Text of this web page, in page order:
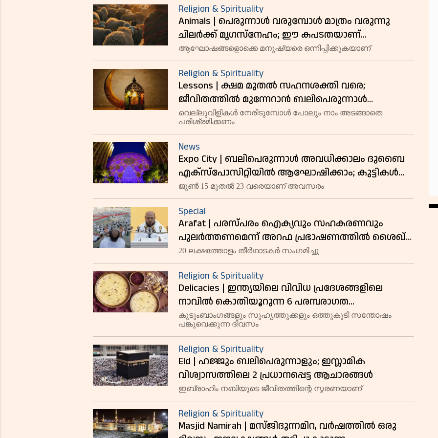
Religion & Spirituality
Animals | പെരുന്നാള്‍ വരുമ്പോള്‍ മാത്രം വരുന്നു
ചിലർക്ക് മൃഗസ്നേഹം; ഈ കപടതയാണ്
പൊളിച്ചെഴുതേണ്ടത്
ആഘോഷങ്ങളൊക്കെ മനുഷ്യരെ ഒന്നിപ്പിക്കുകയാണ്
Religion & Spirituality
Lessons | ക്ഷമ മുതൽ സഹനശക്തി വരെ;
ജീവിതത്തിൽ മുന്നേറാൻ ബലിപെരുന്നാൾ
നൽകുന്ന 8 പാഠങ്ങൾ!
വെല്ലുവിളികൾ നേരിടുമ്പോൾ പോലും നാം അടങ്ങാതെ
പരിശ്രമിക്കണം
News
Expo City | ബലിപെരുന്നാൾ അവധിക്കാലം ദുബൈ
എക്സ്പോസിറ്റിയിൽ ആഘോഷിക്കാം; കുട്ടികൾക്ക്
സൗജന്യ പ്രവേശനം; എത്ര കണ്ടാലും മതിവരാത്ത
ദൃശ്യാനുഭവം കാത്തിരിക്കുന്നു
ജൂൺ 15 മുതൽ 23 വരെയാണ് അവസരം
Special
Arafat | പരസ്‌പരം ഐക്യവും സഹകരണവും
പുലർത്തണമെന്ന് അറഫ പ്രഭാഷണത്തിൽ ശൈഖ്
മാഹിർ; ഫലസ്തീനായി പ്രാർഥിക്കണമെന്നും
അഭ്യർഥന; മനുഷ്യക്കടലായി പുണ്യനഗരി
20 ലക്ഷത്തോളം തീര്‍ഥാടകർ സംഗമിച്ചു
Religion & Spirituality
Delicacies | ഇന്ത്യയിലെ വിവിധ പ്രദേശങ്ങളിലെ
നാവിൽ കൊതിയൂറുന്ന 6 പരമ്പരാഗത
ബലിപെരുന്നാൾ വിഭവങ്ങൾ
കുടുംബാംഗങ്ങളും സുഹൃത്തുക്കളും ഒത്തുകൂടി സന്തോഷം
പങ്കുവെക്കുന്ന ദിവസം
Religion & Spirituality
Eid | ഹജ്ജും ബലിപെരുന്നാളും; ഇസ്ലാമിക
വിശ്വാസത്തിലെ 2 പ്രധാനപ്പെട്ട ആചാരങ്ങൾ
ഇബ്രാഹിം നബിയുടെ ജീവിതത്തിന്റെ സ്മരണയാണ്
Religion & Spirituality
Masjid Namirah | മസ്ജിദുന്നമിറ, വര്‍ഷത്തില്‍ ഒരു